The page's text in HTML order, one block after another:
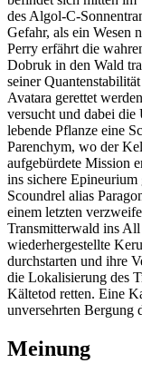
des Algol-C-
Gefahr, als ein Wesen
Perry erfährt die
Dobruk in den Wald
seiner
Avatara gerettet
versucht und dabei die
lebende Pflanze eine
Parenchym, wo der
aufgebürdete Mission
ins sichere
Scoundrel alias
einem letzten
Transmitterwald ins
wiederhergestellte
durchstarten und ihre
die Lokalisierung des
Kältetod retten. Eine
unversehrten Bergung
Meinung